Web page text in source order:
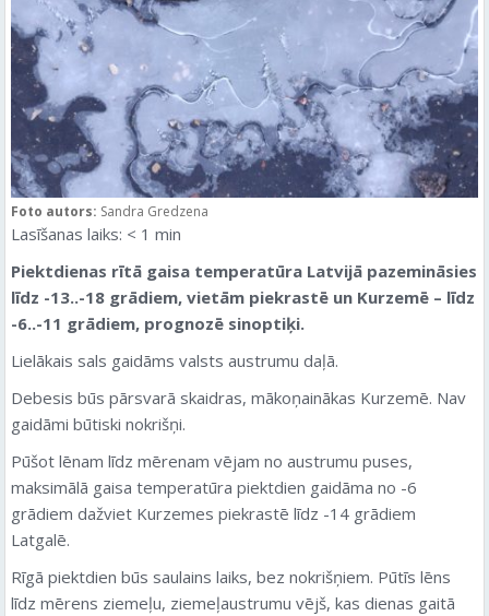
Foto autors: Sandra Gredzena
Lasīšanas laiks: < 1 min
Piektdienas rītā gaisa temperatūra Latvijā pazemināsies
līdz -13..-18 grādiem, vietām piekrastē un Kurzemē – līdz
-6..-11 grādiem, prognozē sinoptiķi.
Lielākais sals gaidāms valsts austrumu daļā.
Debesis būs pārsvarā skaidras, mākoņainākas Kurzemē. Nav
gaidāmi būtiski nokrišņi.
Pūšot lēnam līdz mērenam vējam no austrumu puses,
maksimālā gaisa temperatūra piektdien gaidāma no -6
grādiem dažviet Kurzemes piekrastē līdz -14 grādiem
Latgalē.
Rīgā piektdien būs saulains laiks, bez nokrišņiem. Pūtīs lēns
līdz mērens ziemeļu, ziemeļaustrumu vējš, kas dienas gaitā